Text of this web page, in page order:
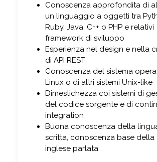
Conoscenza approfondita di
un linguaggio a oggetti tra
Ruby, Java, C++ o PHP e relativi
framework di sviluppo
Esperienza nel design e nella
di API REST
Conoscenza del sistema
Linux o di altri sistemi Unix-like
Dimestichezza coi sistemi di
del codice sorgente e di
integration
Buona conoscenza della
scritta, conoscenza base della
inglese parlata